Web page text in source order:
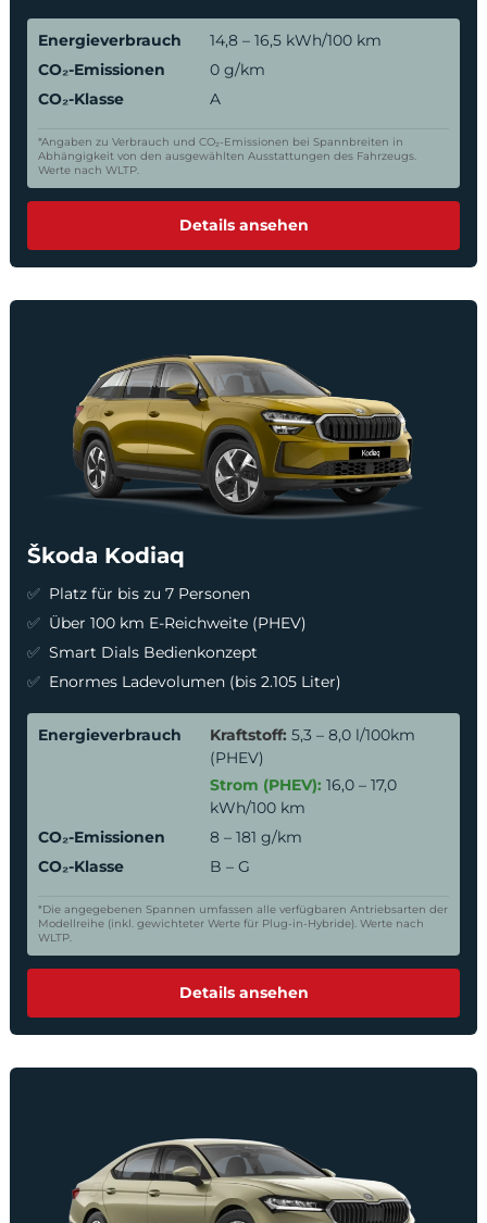
Energieverbrauch
14,8 – 16,5 kWh/100 km
CO₂-Emissionen
0 g/km
CO₂-Klasse
A
*Angaben zu Verbrauch und CO₂-Emissionen bei Spannbreiten in
Abhängigkeit von den ausgewählten Ausstattungen des Fahrzeugs.
Werte nach WLTP.
Details ansehen
Škoda Kodiaq
Platz für bis zu 7 Personen
Über 100 km E-Reichweite (PHEV)
Smart Dials Bedienkonzept
Enormes Ladevolumen (bis 2.105 Liter)
Energieverbrauch Kraftstoff: 5,3 – 8,0 l/100km
(PHEV)
Strom (PHEV): 16,0 – 17,0
kWh/100 km
CO₂-Emissionen
8 – 181 g/km
CO₂-Klasse
B – G
*Die angegebenen Spannen umfassen alle verfügbaren Antriebsarten der
Modellreihe (inkl. gewichteter Werte für Plug-in-Hybride). Werte nach
WLTP.
Details ansehen